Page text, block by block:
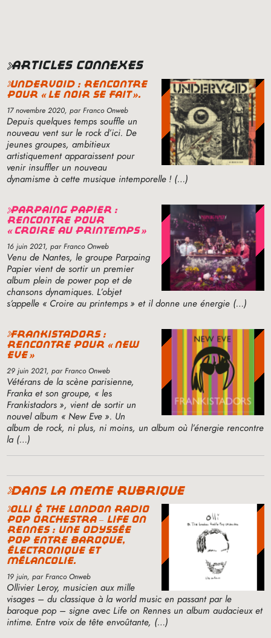
articles connexes
undervoid : rencontre
pour « le noir se fait ».
17 novembre 2020, par Franco Onweb
Depuis quelques temps souffle un
nouveau vent sur le rock d’ici. De
jeunes groupes, ambitieux
artistiquement apparaissent pour
venir insuffler un nouveau
dynamisme à cette musique intemporelle ! (…)
parpaing papier :
rencontre pour
« croire au printemps »
16 juin 2021, par Franco Onweb
Venu de Nantes, le groupe Parpaing
Papier vient de sortir un premier
album plein de power pop et de
chansons dynamiques. L’objet
s’appelle « Croire au printemps » et il donne une énergie (…)
frankistadors :
rencontre pour « new
eve »
29 juin 2021, par Franco Onweb
Vétérans de la scène parisienne,
Franka et son groupe, « les
Frankistadors », vient de sortir un
nouvel album « New Eve ». Un
album de rock, ni plus, ni moins, un album où l’énergie rencontre
la (…)
dans la même rubrique
olli & the london radio
pop orchestra – life on
rennes : une odyssée
pop entre baroque,
électronique et
mélancolie.
19 juin, par Franco Onweb
Ollivier Leroy, musicien aux mille
visages – du classique à la world music en passant par le
baroque pop – signe avec Life on Rennes un album audacieux et
intime. Entre voix de tête envoûtante, (…)